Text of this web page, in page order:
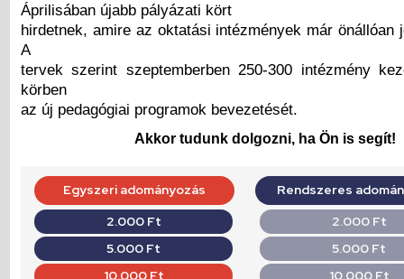
Áprilisában újabb pályázati kört
hirdetnek, amire az oktatási intézmények már önállóan
A
tervek szerint szeptemberben 250-300 intézmény
körben
az új pedagógiai programok bevezetését.
Akkor tudunk dolgozni, ha Ön is segít!